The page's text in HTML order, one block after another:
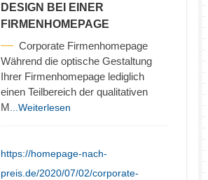
DESIGN BEI EINER
FIRMENHOMEPAGE
Corporate Firmenhomepage
Während die optische Gestaltung
Ihrer Firmenhomepage lediglich
einen Teilbereich der qualitativen
M ...Weiterlesen
https://homepage-nach-
preis.de/2020/07/02/corporate-